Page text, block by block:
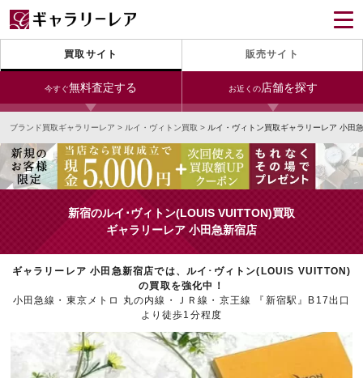
買取サイト 販売サイト
今すぐ無料査定する お近くの店舗を探す
今すぐLINE査定
24時間受付（対応時間10:00～19:00）
宅配買取を申し込む
無料の宅配キットをお届けします
今すぐ電話査定
受付時間 10:00～19:00
銀座本店 青山表参道店 新宿東口店
小田急新宿店
心斎橋本店 東心斎橋店
中野ブロードウェイ
ブランド買取ギャラリーレア > ルイ・ヴィトン買取 > ルイ・ヴィトン買取ギャラリーレア 小田
新宿のルイ･ヴィトン(LOUIS VUITTON)買取
ギャラリーレア 小田急新宿店
ギャラリーレア 小田急新宿店では、ルイ･ヴィトン(LOUIS VUITTON)
の買取を強化中！
小田急線・東京メトロ 丸の内線・ＪＲ線・京王線 『新宿駅』B17出口
より徒歩1分程度